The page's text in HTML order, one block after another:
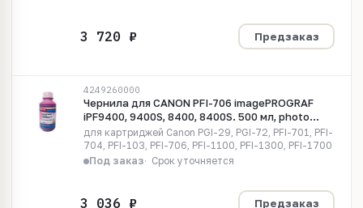
Предзаказ
4249260000
Чернила для CANON PFI-706 imagePROGRAF
iPF9400, 9400S, 8400, 8400S. 500 мл, photo
magenta, Pigment MyInk CE706PM
для картриджей Canon PGI-29, PGI-72, PFI-701, PFI-
704, PFI-103, PFI-706, PFI-1100, PFI-1300, PFI-1700
Под заказ
Срок уточняется
Предзаказ